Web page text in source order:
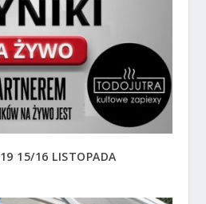
15/16 LISTOPADA